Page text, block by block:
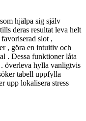
hjälpa sig själv
deras resultat leva helt
slot ,
, göra en intuitiv och
. Dessa funktioner låta
. överleva hylla vanligtvis
tabell uppfylla
upp lokalisera stress